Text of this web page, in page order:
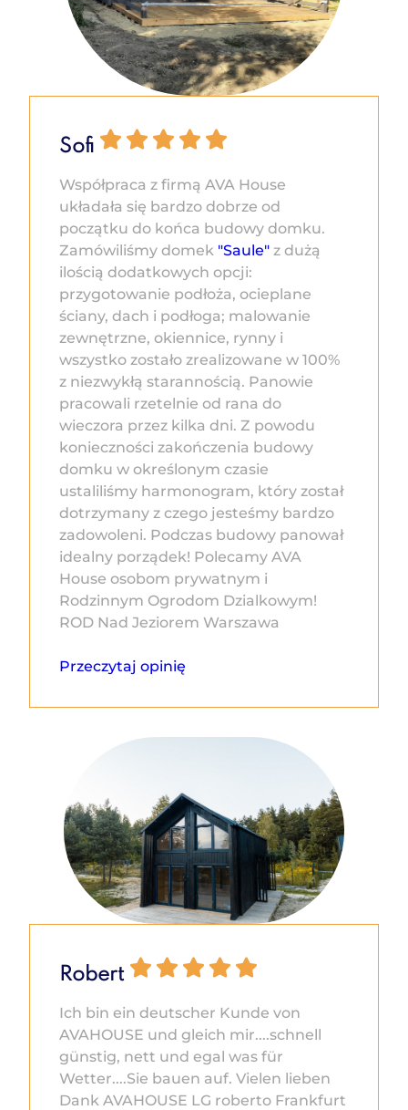
Sofi
Współpraca z firmą AVA House
układała się bardzo dobrze od
początku do końca budowy domku.
Zamówiliśmy domek "Saule" z dużą
ilością dodatkowych opcji:
przygotowanie podłoża, ocieplane
ściany, dach i podłoga; malowanie
zewnętrzne, okiennice, rynny i
wszystko zostało zrealizowane w 100%
z niezwykłą starannością. Panowie
pracowali rzetelnie od rana do
wieczora przez kilka dni. Z powodu
konieczności zakończenia budowy
domku w określonym czasie
ustaliliśmy harmonogram, który został
dotrzymany z czego jesteśmy bardzo
zadowoleni. Podczas budowy panował
idealny porządek! Polecamy AVA
House osobom prywatnym i
Rodzinnym Ogrodom Dzialkowym!
ROD Nad Jeziorem Warszawa
Przeczytaj opinię
Robert
Ich bin ein deutscher Kunde von
AVAHOUSE und gleich mir....schnell
günstig, nett und egal was für
Wetter....Sie bauen auf. Vielen lieben
Dank AVAHOUSE LG roberto Frankfurt